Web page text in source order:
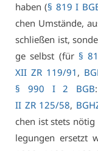
ha­ben (§ 819 I
chen Um­stän­de,
schlie­ßen ist,
ge selbst (für §
XII ZR 119/91 ,
§ 990 I 2 BGB
II ZR 125/58,
chen ist stets
le­gun­gen er­setzt